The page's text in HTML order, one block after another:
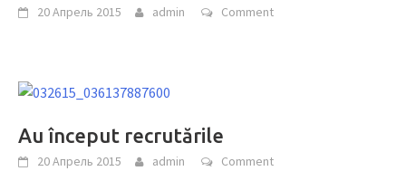
20 Апрель 2015 admin Comment
Au început recrutările
20 Апрель 2015 admin Comment